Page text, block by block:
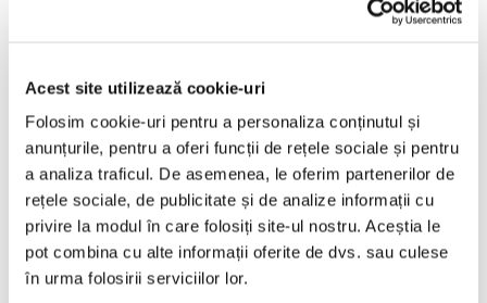
Acest site utilizează cookie-uri
Folosim cookie-uri pentru a personaliza conținutul și
anunțurile, pentru a oferi funcții de rețele sociale și pentru
a analiza traficul. De asemenea, le oferim partenerilor de
rețele sociale, de publicitate și de analize informații cu
privire la modul în care folosiți site-ul nostru. Aceștia le
pot combina cu alte informații oferite de dvs. sau culese
în urma folosirii serviciilor lor.
Bucuresti Militari
€9.990
Programare vizionare